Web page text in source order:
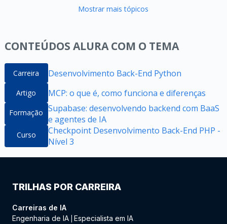
Mostrar mais tópicos
CONTEÚDOS ALURA COM O TEMA
Carreira Desenvolvimento Back-End Python
Artigo MCP: o que é, como funciona e diferenças
Formação Supabase: desenvolvendo backend com BaaS
e agentes de IA
Curso
Checkpoint Desenvolvimento Back-End PHP -
Nível 3
TRILHAS POR CARREIRA
Carreiras de IA
Engenharia de IA Especialista em IA